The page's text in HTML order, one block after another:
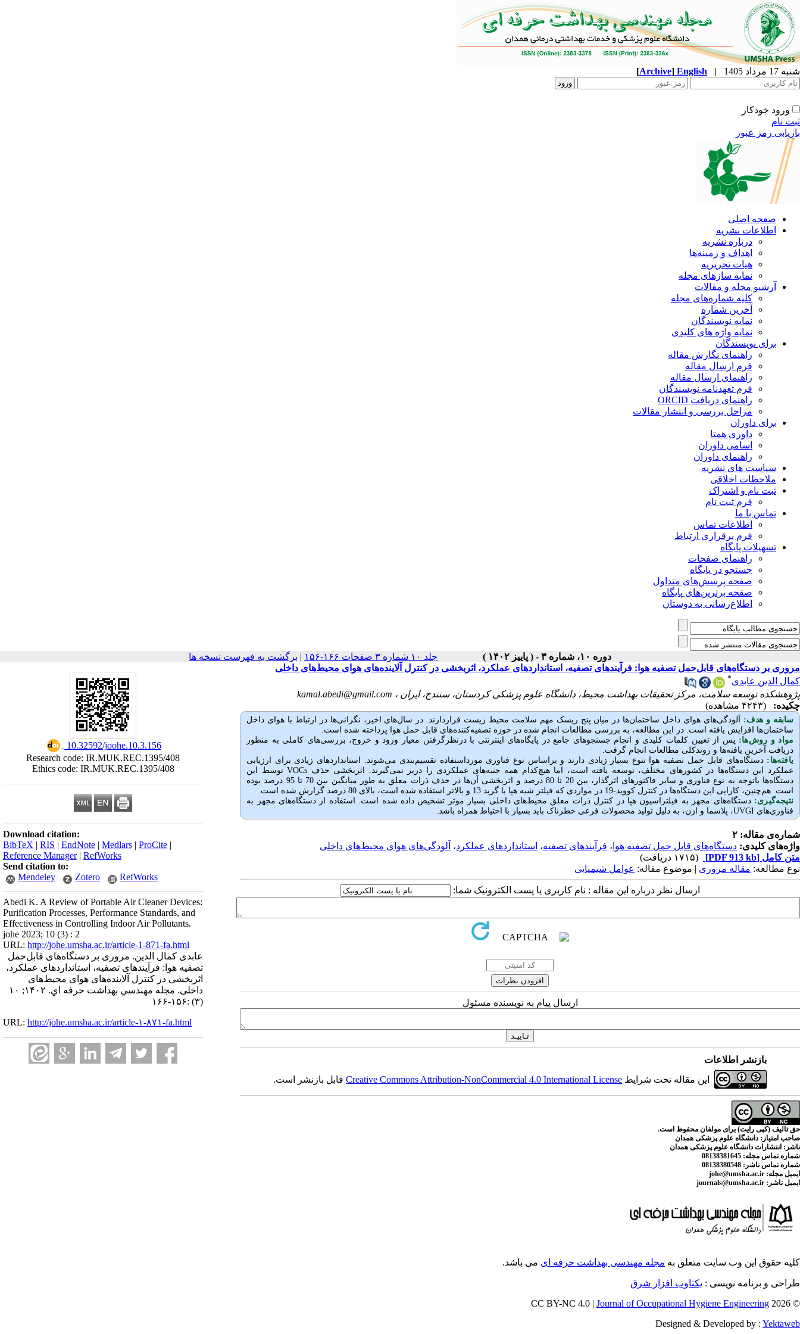
شنبه 17 مرداد 1405 |
English
[Archive]
ورود خودکار
ثبت نام
بازیابی رمز عبور
صفحه اصلی
اطلاعات نشریه
درباره نشریه
اهداف و زمینه‌ها
هیات تحریریه
نمایه سازهای مجله
آرشیو مجله و مقالات
کلیه شماره‌های مجله
آخرین شماره
نمایه نویسندگان
نمایه واژه های کلیدی
برای نویسندگان
راهنمای نگارش مقاله
فرم ارسال مقاله
راهنمای ارسال مقاله
فرم تعهدنامه نویسندگان
راهنمای دریافت ORCID
مراحل بررسی و انتشار مقالات
برای داوران
داوری همتا
اسامی داوران
راهنمای داوران
سیاست های نشریه
ملاحظات اخلاقی
ثبت نام و اشتراک
فرم ثبت نام
تماس با ما
اطلاعات تماس
فرم برقراری ارتباط
تسهیلات پایگاه
راهنمای صفحات
جستجو در پایگاه
صفحه پرسش‌های متداول
صفحه برترین‌های پایگاه
اطلاع‌رسانی به دوستان
دوره ۱۰، شماره ۳ - ( پاییز ۱۴۰۲ ) جلد ۱۰ شماره ۳ صفحات ۱۶۶-۱۵۶ | برگشت به فهرست نسخه ها
‎ 10.32592/joohe.10.3.156
Research code: IR.MUK.REC.1395/408
Ethics code: IR.MUK.REC.1395/408
Download citation:
BibTeX | RIS | EndNote | Medlars | ProCite |
Reference Manager| RefWorks
Send citation to:
Mendeley
Zotero RefWorks
Abedi K. A Review of Portable Air Cleaner Devices:
Purification Processes, Performance Standards, and
Effectiveness in Controlling Indoor Air Pollutants.
johe 2023; 10 (3) : 2
URL: http://johe.umsha.ac.ir/article-1-871-fa.html
عابدی کمال الدین. مروری بر ‌دستگاه‌های قابل‌حمل
تصفیه هوا: فرآیندهای تصفیه، استانداردهای عملکرد،
اثربخشی در کنترل آلاینده‌های هوای محیط‌های
داخلی. مجله مهندسي بهداشت حرفه اي. ۱۴۰۲; ۱۰
(۳) :۱۵۶-۱۶۶
URL: http://johe.umsha.ac.ir/article-۱-۸۷۱-fa.html
مروری بر ‌دستگاه‌های قابل‌حمل تصفیه هوا: فرآیندهای تصفیه، استانداردهای عملکرد، اثربخشی در کنترل آلاینده‌های هوای محیط‌های داخلی
کمال الدین عابدی*
پژوهشکده توسعه سلامت، مرکز تحقیقات بهداشت محیط، دانشگاه علوم پزشکی کردستان، سنندج، ایران ، kamal.abedi@gmail.com
چکیده:
(۴۲۴۳ مشاهده)
سابقه و هدف: آلودگی‌های هوای داخل ساختمان‌ها در میان پنج ریسک مهم سلامت محیط زیست قراردارند
. در سال‌های اخیر، نگرانی‌ها در ارتباط با هوای داخل
ساختمان‌ها افزایش یافته است. در این مطالعه، به بررسی مطالعات انجام شده در حوزه تصفیه‌کننده‌های قابل حمل هوا پرداخته شده است.
مواد و روش‌‌ها: پس از تعیین کلمات کلیدی و انجام جستجوهای جامع در پایگاه‌های اینترنتی با درنظرگرفتن معیار ورود و خروج، بررسی‌های کاملی به منظور
دریافت آخرین یافته‌ها و روندکلی مطالعات انجام گرفت.
یافته‌ها: ‌دستگاه‌های قابل حمل تصفیه هوا تنوع بسیار زیادی دارند و براساس نوع فناوری مورداستفاده تقسیم‌بندی می‌شوند. استانداردهای زیادی برای ارزیابی
عملکرد این ‌دستگاه‌ها در کشورهای مختلف، توسعه یافته است، اما هیچ‌کدام همه جنبه‌های عملکردی را دربر نمی‌گیرند. اثربخشی حذف VOCs توسط این
‌دستگاه‌ها باتوجه به نوع فناوری و سایر فاکتورهای اثرگذار، بین 20 تا 80 درصد و اثربخشی ‌آن‌ها در حذف ذرات معلق به طور میانگین بین 70 تا 95 درصد بوده
است. هم‌چنین، کارایی این ‌دستگاه‌ها در کنترل کووید-19 در مواردی که فیلتر شبه هپا با گرید 13 و بالاتر استفاده شده است، بالای 80 درصد گزارش شده است.
نتیجه‌گیری: دستگاه‌های مجهز به فیلتراسیون هپا در کنترل ذرات معلق محیط‌های داخلی بسیار موثر تشخیص داده شده ‌است. استفاده از ‌دستگاه‌های مجهز به
فناوری‌های UVGI، پلاسما و ازن، به دلیل تولید محصولات فرعی خطرناک باید بسیار با احتیاط همراه باشد.
شماره‌ی مقاله: ۲
واژه‌های کلیدی: دستگاه‌های قابل حمل تصفیه هوا ، فرآیندهای تصفیه، استانداردهای عملکرد، آلودگی‌های هوای محیط‌های داخلی
متن کامل [PDF 913 kb]
(۱۷۱۵ دریافت)
نوع مطالعه: مقاله مروری | موضوع مقاله: عوامل شیمیایی
ارسال نظر درباره این مقاله : نام کاربری یا پست الکترونیک شما:
ارسال پیام به نویسنده مسئول
بازنشر اطلاعات
این مقاله تحت شرایط Creative Commons Attribution-NonCommercial 4.0 International Licenseقابل بازنشر است.
حق تالیف (کپی رایت) برای مولفان محفوظ است.
صاحب امتیاز: دانشگاه علوم پزشکی همدان
ناشر: انتشارات دانشگاه علوم پزشکی همدان
شماره تماس مجله: 08138381645
شماره تماس ناشر:
ایمیل مجله:
ایمیل ناشر:
کلیه حقوق این وب سایت متعلق به مجله مهندسی بهداشت حرفه ای می باشد.
طراحی و برنامه نویسی : یکتاوب افزار شرق
© 2026 CC BY-NC 4.0 |
Journal of Occupational Hygiene Engineering
Designed & Developed by : Yektaweb